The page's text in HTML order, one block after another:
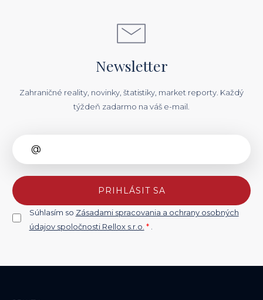
Newsletter
Zahraničné reality, novinky, štatistiky, market reporty. Každý
týždeň zadarmo na váš e-mail.
PRIHLÁSIT SA
Súhlasím so Zásadami spracovania a ochrany osobných
údajov spoločnosti Rellox s.r.o. *